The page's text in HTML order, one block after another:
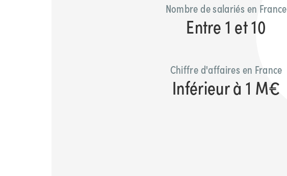
Nombre de salariés en France
Entre 1 et 10
Chiffre d'affaires en France
Inférieur à 1 M€